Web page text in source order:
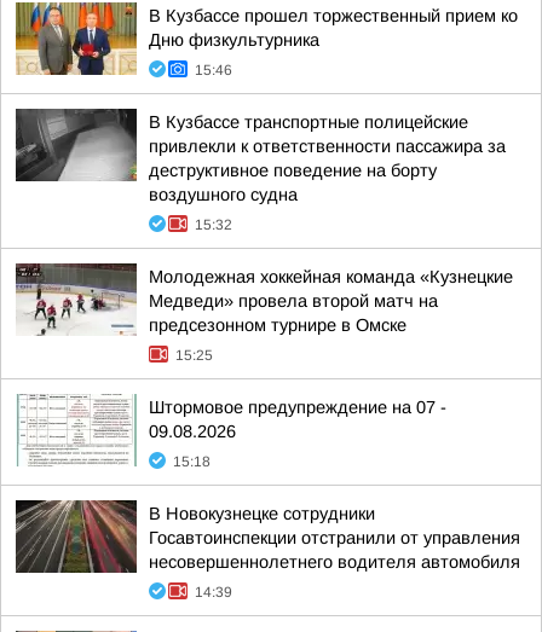
В Кузбассе прошел торжественный прием ко
Дню физкультурника
15:46
В Кузбассе транспортные полицейские
привлекли к ответственности пассажира за
деструктивное поведение на борту
воздушного судна
15:32
Молодежная хоккейная команда «Кузнецкие
Медведи» провела второй матч на
предсезонном турнире в Омске
15:25
Штормовое предупреждение на 07 -
09.08.2026
15:18
В Новокузнецке сотрудники
Госавтоинспекции отстранили от управления
несовершеннолетнего водителя автомобиля
14:39